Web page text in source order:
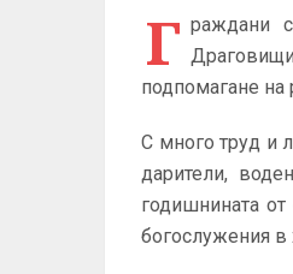
Г раждани
подпомагане на
С много труд и
дарители,
годишнината
богослужения в